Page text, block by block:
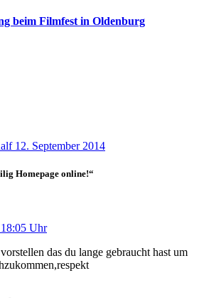
beim Filmfest in Oldenburg
12. September 2014
Homepage online!“
Uhr
das du lange gebraucht hast um